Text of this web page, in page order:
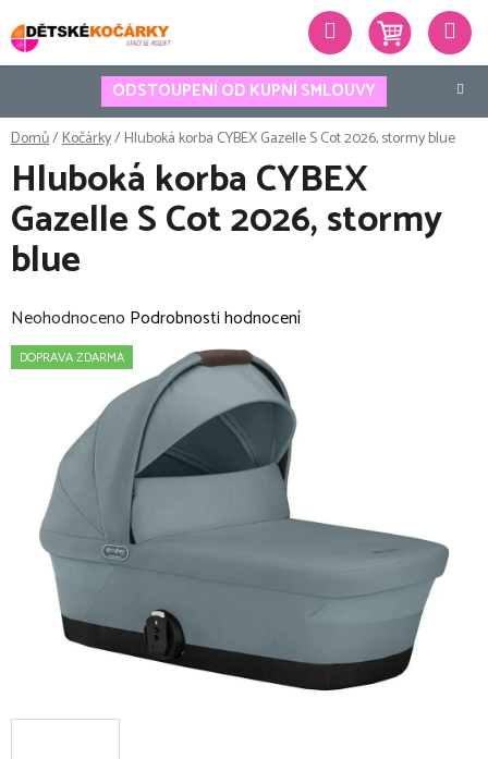
na
obsah
ODSTOUPENÍ OD KUPNÍ SMLOUVY
Hledat
Domů/Kočárky/Hluboká korba CYBEX Gazelle S Cot 2026, stormy blue
Hluboká korba CYBEX
Gazelle S Cot 2026, stormy
blue
Průměrné
hodnocení
produktu
hvězdiček.
Neohodnoceno Podrobnosti hodnocení
DOPRAVA ZDARMA